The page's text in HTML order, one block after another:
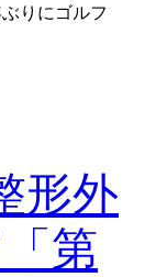
りにゴルフ
形外
第